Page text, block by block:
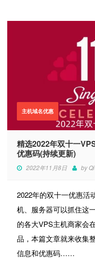
主机域名优惠
精选2022年双十一
优惠码(持续更新)
2022年11月8日 byQi
2022年的双十一优惠活
机、服务器可以抓住这
的各大VPS主机商家会
品，本篇文章就来收集
信息和优惠码……